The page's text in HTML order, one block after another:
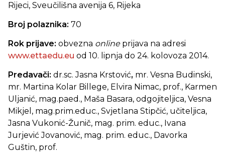
Rijeci, Sveučilišna avenija 6, Rijeka
Broj polaznika: 70
Rok prijave: obvezna onlineprijava na adresi
www.ettaedu.eu od 10. lipnja do 24. kolovoza 2014.
Predavači: dr.sc. Jasna Krstović, mr. Vesna Budinski,
mr. Martina Kolar Billege, Elvira Nimac, prof., Karmen
Uljanić, mag.paed., Maša Basara, odgojiteljica, Vesna
Mikjel, mag.prim.educ., Svjetlana Stipčić, učiteljica,
Jasna Vukonić-Žunič, mag. prim. educ., Ivana
Jurjević Jovanović, mag. prim. educ., Davorka
Guštin, prof.